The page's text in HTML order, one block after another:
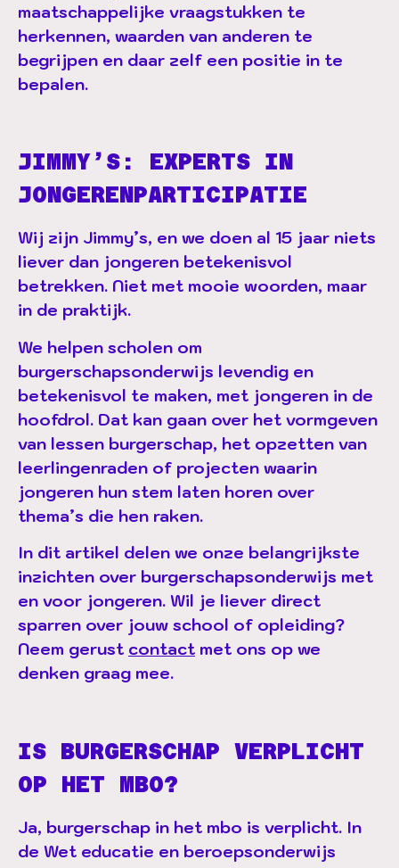
maatschappelijke vraagstukken te
herkennen, waarden van anderen te
begrijpen en daar zelf een positie in te
bepalen.
JIMMY’S: EXPERTS IN
JONGERENPARTICIPATIE
Wij zijn Jimmy’s, en we doen al 15 jaar niets
liever dan jongeren betekenisvol
betrekken. Niet met mooie woorden, maar
in de praktijk.
We helpen scholen om
burgerschapsonderwijs levendig en
betekenisvol te maken, met jongeren in de
hoofdrol. Dat kan gaan over het vormgeven
van lessen burgerschap, het opzetten van
leerlingenraden of projecten waarin
jongeren hun stem laten horen over
thema’s die hen raken.
In dit artikel delen we onze belangrijkste
inzichten over burgerschapsonderwijs met
en voor jongeren. Wil je liever direct
sparren over jouw school of opleiding?
Neem gerust contact met ons op we
denken graag mee.
IS BURGERSCHAP VERPLICHT
OP HET MBO?
Ja, burgerschap in het mbo is verplicht. In
de Wet educatie en beroepsonderwijs